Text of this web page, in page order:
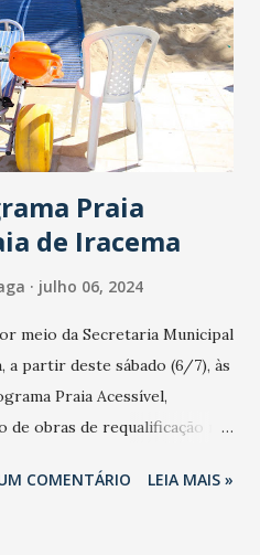
Praia
de Iracema
julho 06, 2024
meio da Secretaria Municipal
partir deste sábado (6/7), às
Praia Acessível,
de obras de requalificação no
mobilidade reduzida,
COMENTÁRIO LEIA MAIS »